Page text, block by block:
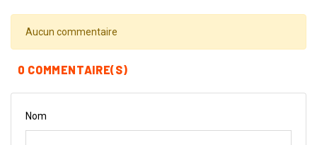
Aucun commentaire
0 COMMENTAIRE(S)
Nom